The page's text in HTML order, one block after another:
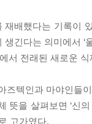
재배했다는 기록이
긴다는 의미에서 ‘
서 전래된 새로운
즈텍인과 마야인들
뜻을 살펴보면 ‘
고가였다.